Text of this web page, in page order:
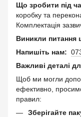
Що зробити під
коробку та
Комплектація
Виникли питання
Напишіть нам:
Важливі деталі
Щоб ми могли
ефективно,
правил:
Зберігайте